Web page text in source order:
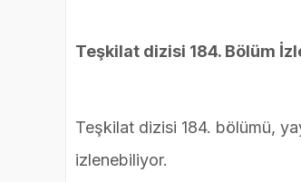
Teşkilat dizisi 184. Bölüm
Teşkilat dizisi 184. bölümü,
izlenebiliyor.